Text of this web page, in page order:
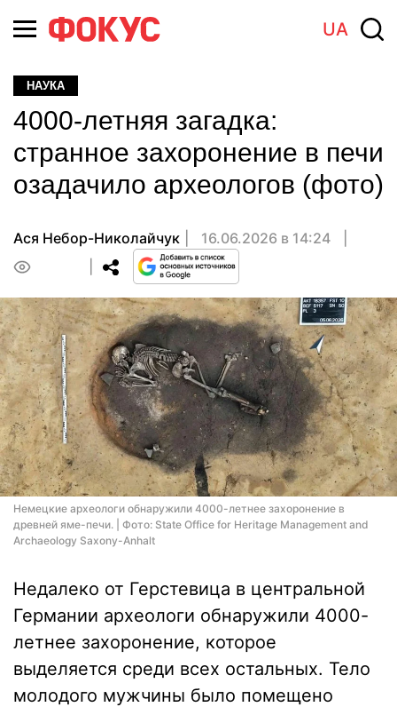
UA
НАУКА
4000-летняя загадка:
странное захоронение в печи
озадачило археологов (фото)
Ася Небор-Николайчук
16.06.2026 в 14:24
Немецкие археологи обнаружили 4000-летнее захоронение в
древней яме-печи. | Фото: State Office for Heritage Management and
Archaeology Saxony-Anhalt
Недалеко от Герстевица в центральной
Германии археологи обнаружили 4000-
летнее захоронение, которое
выделяется среди всех остальных. Тело
молодого мужчины было помещено